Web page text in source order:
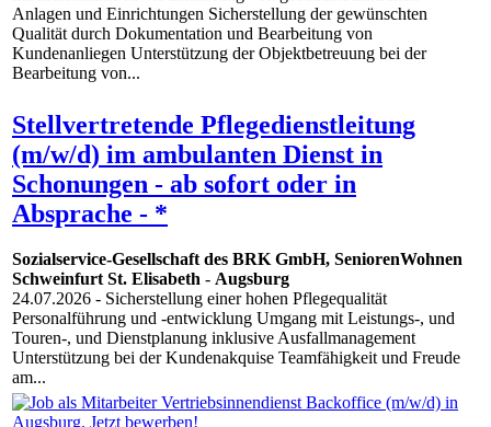
Anlagen und Einrichtungen Sicherstellung der gewünschten
Qualität durch Dokumentation und Bearbeitung von
Kundenanliegen Unterstützung der Objektbetreuung bei der
Bearbeitung von...
Stellvertretende Pflegedienstleitung
(m/w/d) im ambulanten Dienst in
Schonungen - ab sofort oder in
Absprache - *
Sozialservice-Gesellschaft des BRK GmbH, SeniorenWohnen
Schweinfurt St. Elisabeth - Augsburg
24.07.2026 - Sicherstellung einer hohen Pflegequalität
Personalführung und -entwicklung Umgang mit Leistungs-, und
Touren-, und Dienstplanung inklusive Ausfallmanagement
Unterstützung bei der Kundenakquise Teamfähigkeit und Freude
am...